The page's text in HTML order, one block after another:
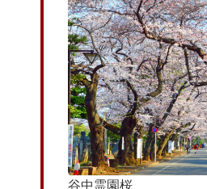
谷中霊園桜